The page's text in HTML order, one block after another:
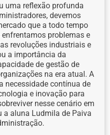
uma reflexão profunda
devemos
que a todo tempo
problemas e
revoluções industriais e
a importância da
de gestão de
na era atual. A
necessidade contínua de
e inovação para
nesse cenário em
a aluna Ludmila de Paiva